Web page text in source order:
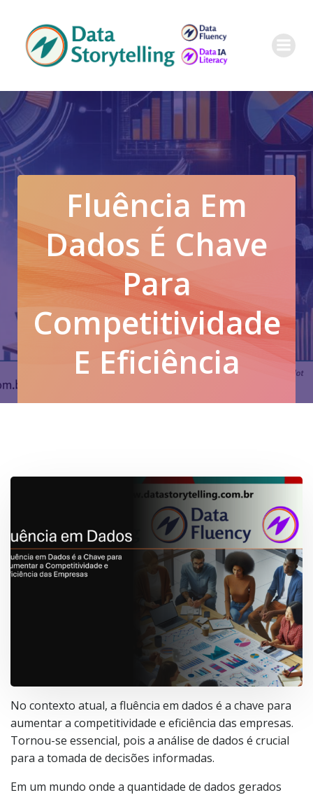
conteúdo
Fluência Em
Dados É Chave
Para
Competitividade
E Eficiência
No contexto atual, a fluência em dados é a chave para
aumentar a competitividade e eficiência das empresas.
Tornou-se essencial, pois a análise de dados é crucial
para a tomada de decisões informadas.
Em um mundo onde a quantidade de dados gerados